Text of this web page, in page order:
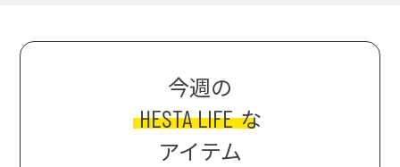
今週の
HESTA LIFE な
アイテム